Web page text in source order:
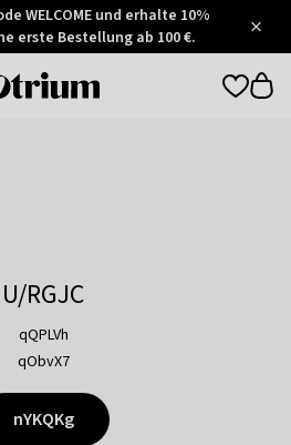
WELCOME und erhalte 10%
erste Bestellung ab 100 €.
Otrium
U/RGJC
qQPLVh
qObvX7
nYKQKg